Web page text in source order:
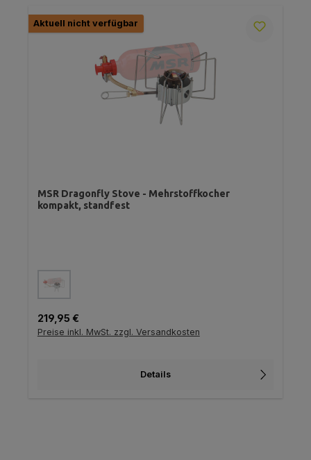
Aktuell nicht verfügbar
MSR Dragonfly Stove - Mehrstoffkocher
kompakt, standfest
Farbe
(Diese Option ist zurzeit nicht verfügbar.)
Regulärer Preis:
219,95 €
Preise inkl. MwSt. zzgl. Versandkosten
Details